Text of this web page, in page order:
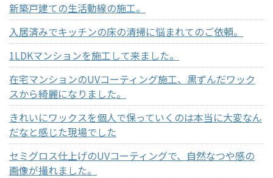
新築戸建ての生活動線の施工。
入居済みでキッチンの床の清掃に悩まれてのご依頼。
1LDKマンションを施工して来ました。
在宅マンションのUVコーティング施工、黒ずんだワック
スから綺麗になりました。
きれいにワックスを個人で保っていくのは本当に大変なん
だなと感じた現場でした
セミグロス仕上げのUVコーティングで、自然なつや感の
画像が撮れました。